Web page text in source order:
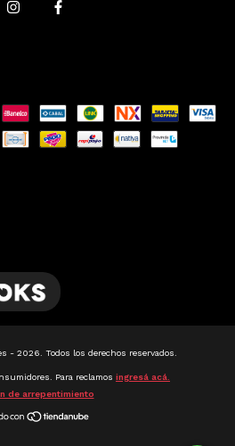
- 2026. Todos los derechos reservados.
Para reclamos ingresá acá.
de arrepentimiento